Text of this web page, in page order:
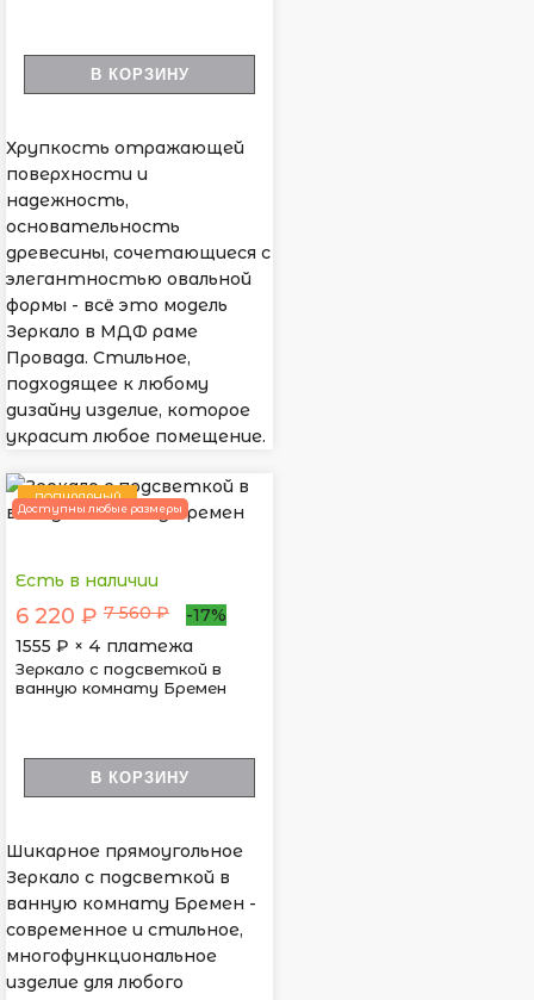
В КОРЗИНУ
Хрупкость отражающей
поверхности и
надежность,
основательность
древесины, сочетающиеся с
элегантностью овальной
формы - всё это модель
Зеркало в МДФ раме
Провада. Стильное,
подходящее к любому
дизайну изделие, которое
украсит любое помещение.
ПОПУЛЯРНЫЙ
Доступны любые размеры
Есть в наличии
6 220 ₽ 7 560 ₽
-17%
1555 ₽ × 4 платежа
Зеркало с подсветкой в
ванную комнату Бремен
В КОРЗИНУ
Шикарное прямоугольное
Зеркало с подсветкой в
ванную комнату Бремен -
современное и стильное,
многофункциональное
изделие для любого